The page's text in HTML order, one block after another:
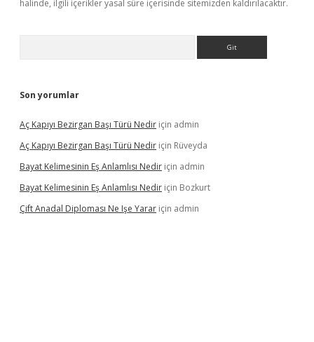
halinde, ilgili içerikler yasal süre içerisinde sitemizden kaldırılacaktır.
Son yorumlar
Aç Kapıyı Bezirgan Başı Türü Nedir için admin
Aç Kapıyı Bezirgan Başı Türü Nedir için Rüveyda
Bayat Kelimesinin Eş Anlamlısı Nedir için admin
Bayat Kelimesinin Eş Anlamlısı Nedir için Bozkurt
Çift Anadal Diploması Ne Işe Yarar için admin